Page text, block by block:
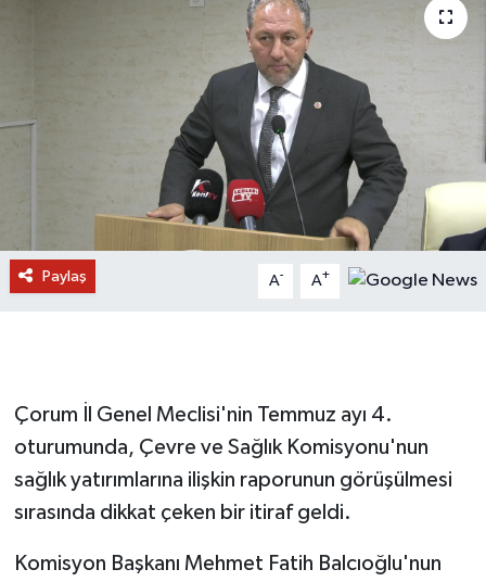
Paylaş A- A+
Çorum İl Genel Meclisi'nin Temmuz ayı 4.
oturumunda, Çevre ve Sağlık Komisyonu'nun
sağlık yatırımlarına ilişkin raporunun görüşülmesi
sırasında dikkat çeken bir itiraf geldi.
Komisyon Başkanı Mehmet Fatih Balcıoğlu'nun